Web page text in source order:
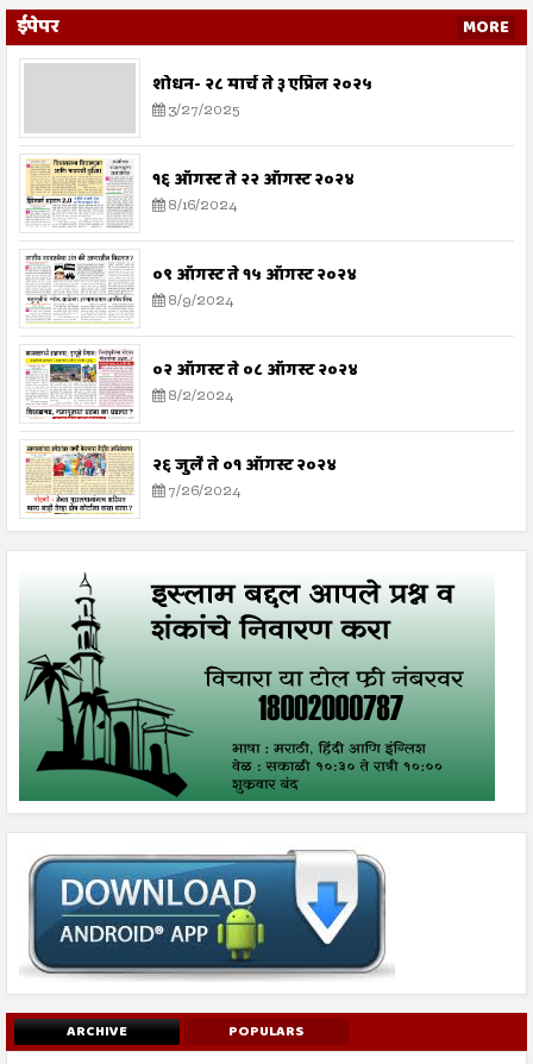
ईपेपर MORE
शोधन- २८ मार्च ते ३ एप्रिल २०२५
3/27/2025
१६ ऑगस्ट ते २२ ऑगस्ट २०२४
8/16/2024
०९ ऑगस्ट ते १५ ऑगस्ट २०२४
8/9/2024
०२ ऑगस्ट ते ०८ ऑगस्ट २०२४
8/2/2024
२६ जुलै ते ०१ ऑगस्ट २०२४
7/26/2024
ARCHIVE POPULARS